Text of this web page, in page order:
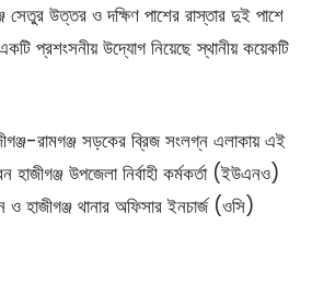
সেতুর উত্তর ও দক্ষিণ পাশের রাস্তার দুই পাশে
প্রশংসনীয় উদ্যোগ নিয়েছে স্থানীয় কয়েকটি
রামগঞ্জ সড়কের ব্রিজ সংলগ্ন এলাকায় এই
হাজীগঞ্জ উপজেলা নির্বাহী কর্মকর্তা (ইউএনও)
হাজীগঞ্জ থানার অফিসার ইনচার্জ (ওসি)